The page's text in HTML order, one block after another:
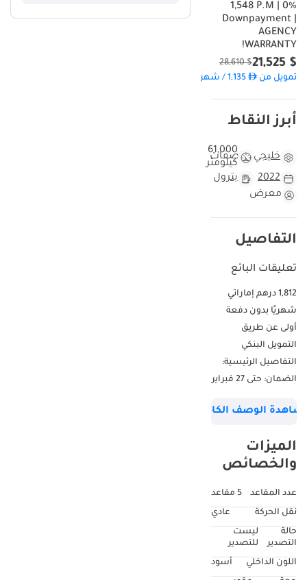
1,548 P.M | 0%
Downpayment |
AGENCY
WARRANTY!
$ 21,525
$ 28,610
تمويل من
1,135/ شهر
أبرز النقاط
خليجي مواصفات
61,000
كيلومتر
2022
بترول
معرض
التفاصيل
تعليقات البائع
1,812 درهم إماراتي
شهريًا بدون دفعة
أولى عن طريق
التمويل البنكي
التفاصيل الرئيسية:
الضمان: حتى 27 فبراير
عقد الصيانة: حتى 27
100,000 كم مقاس
العجلات: 18 بوصة
السيارة؟ استمتع
بتجربة الفخامة مع
الوصف الكامل
الميزات
والخصائص
عدد المقاعد
5 مقاعد
نقل الحركة
عادي
حالة
التصدير
ليست
للتصدير
اللون الداخلي
أسود